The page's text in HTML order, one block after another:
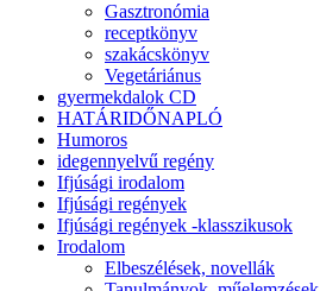
Gasztronómia
receptkönyv
szakácskönyv
Vegetáriánus
gyermekdalok CD
HATÁRIDŐNAPLÓ
Humoros
idegennyelvű regény
Ifjúsági irodalom
Ifjúsági regények
Ifjúsági regények -klasszikusok
Irodalom
Elbeszélések, novellák